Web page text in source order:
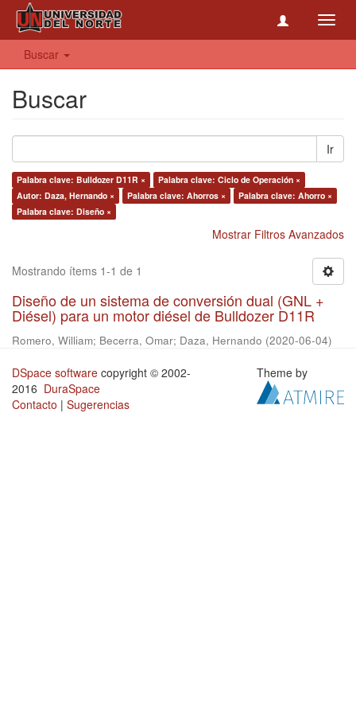
Buscar
Buscar
Ir
Palabra clave: Bulldozer D11R ×
Palabra clave: Ciclo de Operación ×
Autor: Daza, Hernando ×
Palabra clave: Ahorros ×
Palabra clave: Ahorro ×
Palabra clave: Diseño ×
Mostrar Filtros Avanzados
Mostrando ítems 1-1 de 1
Diseño de un sistema de conversión dual (GNL +
Diésel) para un motor diésel de Bulldozer D11R
Romero, William; Becerra, Omar; Daza, Hernando (2020-06-04)
DSpace software copyright © 2002-
2016 DuraSpace
Contacto | Sugerencias
Theme by